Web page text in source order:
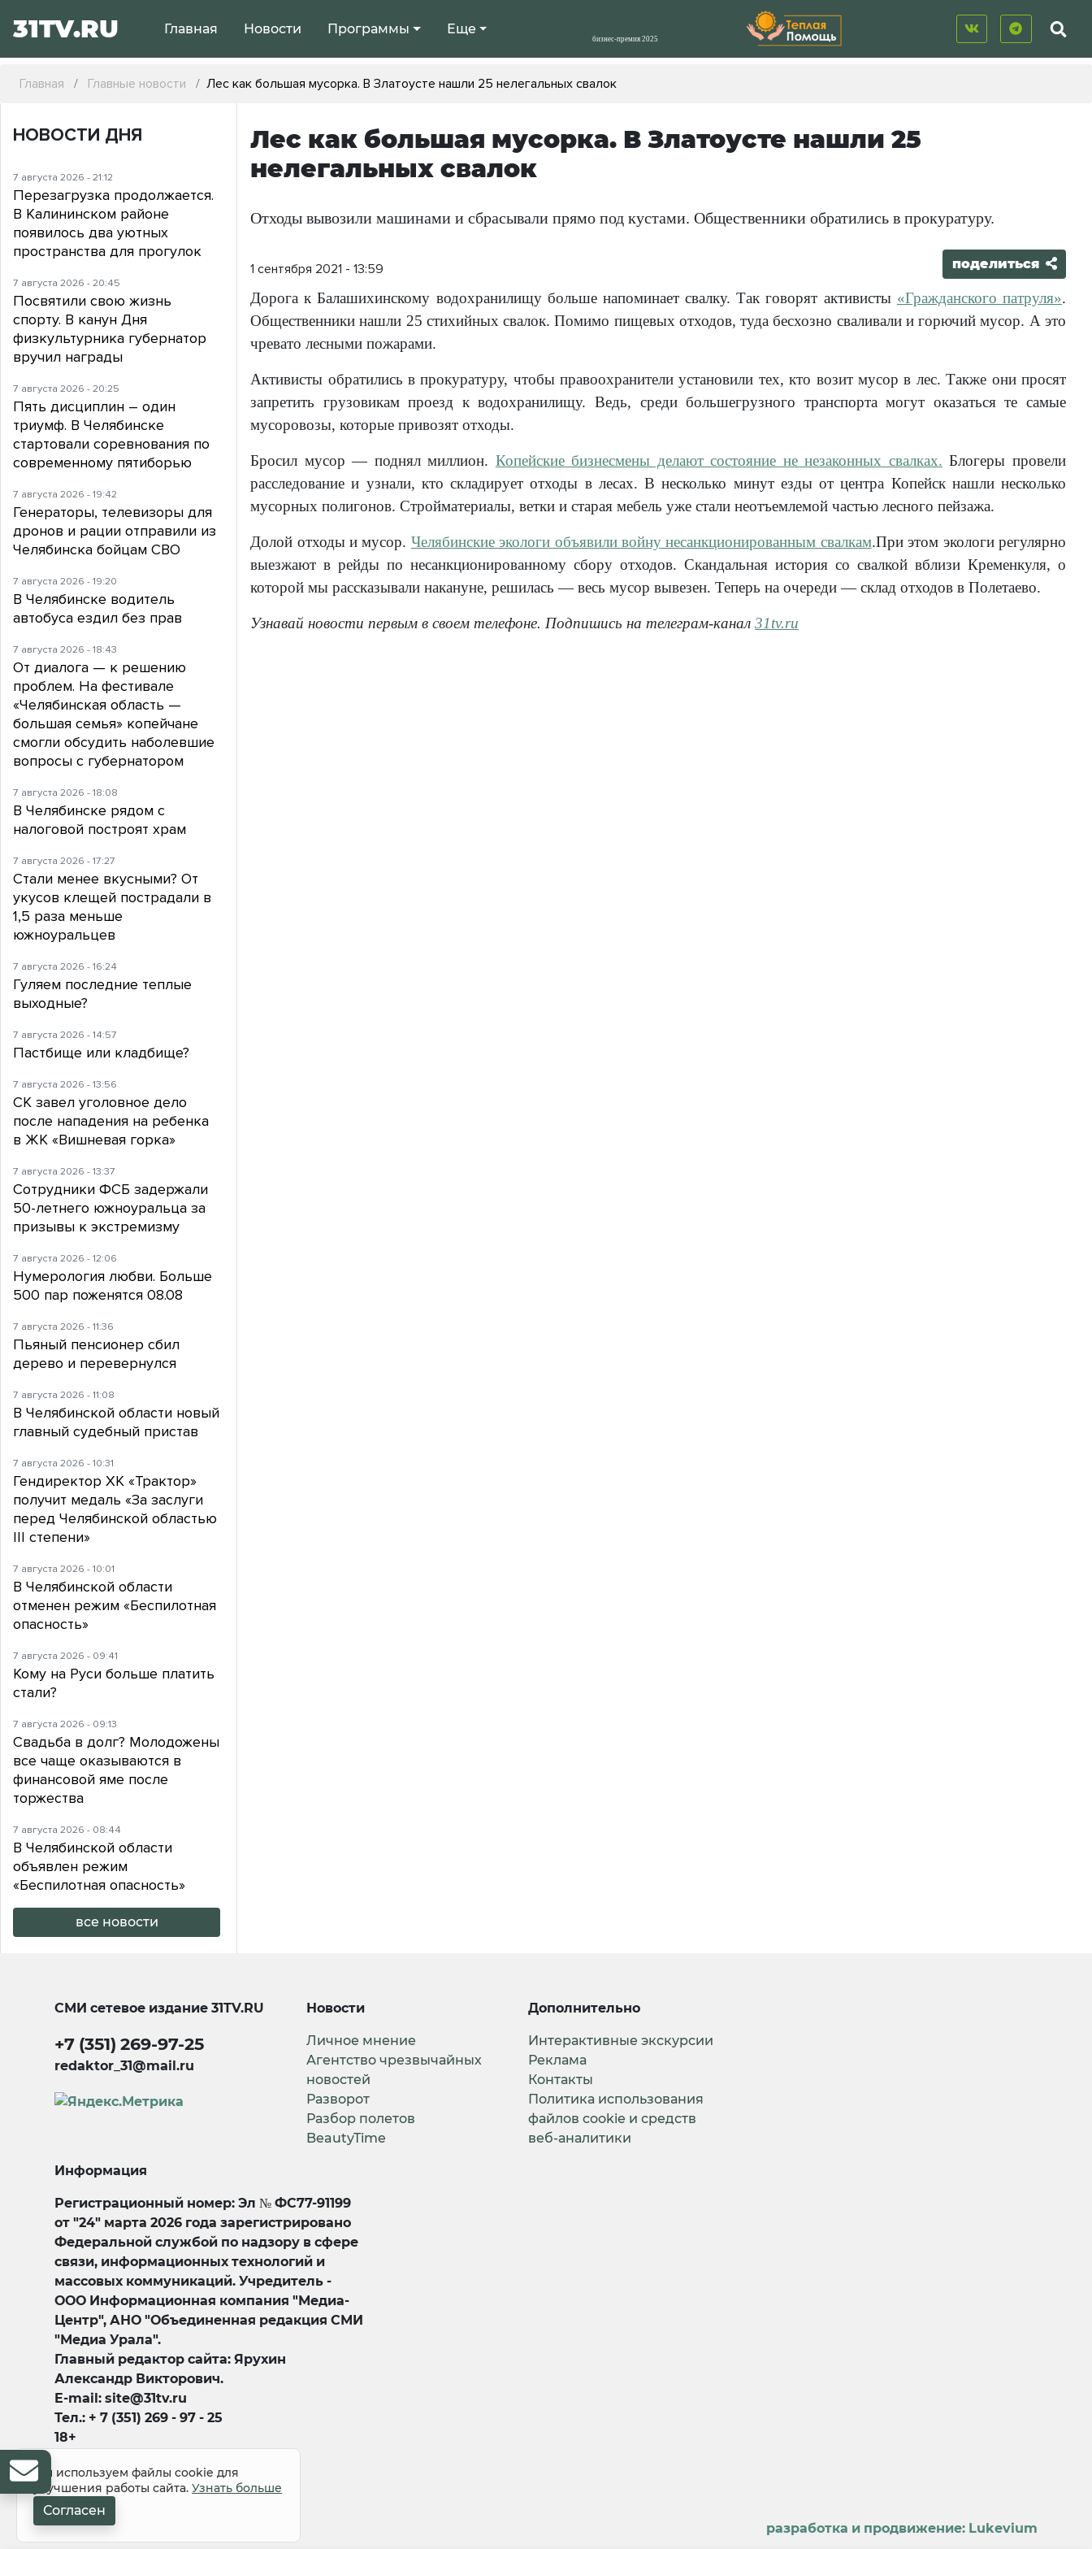
31TV.RU Главная Новости Программы Еще
Главная Главные новости Лес как большая мусорка. В Златоусте нашли 25 нелегальных свалок
Лес как большая мусорка. В Златоусте нашли 25
нелегальных свалок
Отходы вывозили машинами и сбрасывали прямо под кустами. Общественники обратились в прокуратуру.
1 сентября 2021 - 13:59 поделиться
Дорога к Балашихинскому водохранилищу больше напоминает свалку. Так говорят активисты «Гражданского патруля».
Общественники нашли 25 стихийных свалок. Помимо пищевых отходов, туда бесхозно сваливали и горючий мусор. А это
чревато лесными пожарами.
Активисты обратились в прокуратуру, чтобы правоохранители установили тех, кто возит мусор в лес. Также они просят
запретить грузовикам проезд к водохранилищу. Ведь, среди большегрузного транспорта могут оказаться те самые
мусоровозы, которые привозят отходы.
Бросил мусор — поднял миллион. Копейские бизнесмены делают состояние не незаконных свалках. Блогеры провели
расследование и узнали, кто складирует отходы в лесах. В несколько минут езды от центра Копейск нашли несколько
мусорных полигонов. Стройматериалы, ветки и старая мебель уже стали неотъемлемой частью лесного пейзажа.
Долой отходы и мусор. Челябинские экологи объявили войну несанкционированным свалкам.При этом экологи регулярно
выезжают в рейды по несанкционированному сбору отходов. Скандальная история со свалкой вблизи Кременкуля, о
которой мы рассказывали накануне, решилась — весь мусор вывезен. Теперь на очереди — склад отходов в Полетаево.
Узнавай новости первым в своем телефоне. Подпишись на телеграм-канал31tv.ru
НОВОСТИ ДНЯ
7 августа 2026 - 21:12
Перезагрузка продолжается.
В Калининском районе
появилось два уютных
пространства для прогулок
7 августа 2026 - 20:45
Посвятили свою жизнь
спорту. В канун Дня
физкультурника губернатор
вручил награды
7 августа 2026 - 20:25
Пять дисциплин – один
триумф. В Челябинске
стартовали соревнования по
современному пятиборью
7 августа 2026 - 19:42
Генераторы, телевизоры для
дронов и рации отправили из
Челябинска бойцам СВО
7 августа 2026 - 19:20
В Челябинске водитель
автобуса ездил без прав
7 августа 2026 - 18:43
От диалога — к решению
проблем. На фестивале
«Челябинская область —
большая семья» копейчане
смогли обсудить наболевшие
вопросы с губернатором
7 августа 2026 - 18:08
В Челябинске рядом с
налоговой построят храм
7 августа 2026 - 17:27
Стали менее вкусными? От
укусов клещей пострадали в
1,5 раза меньше
южноуральцев
7 августа 2026 - 16:24
Гуляем последние теплые
выходные?
7 августа 2026 - 14:57
Пастбище или кладбище?
7 августа 2026 - 13:56
СК завел уголовное дело
после нападения на ребенка
в ЖК «Вишневая горка»
7 августа 2026 - 13:37
Сотрудники ФСБ задержали
50-летнего южноуральца за
призывы к экстремизму
7 августа 2026 - 12:06
Нумерология любви. Больше
500 пар поженятся 08.08
7 августа 2026 - 11:36
Пьяный пенсионер сбил
дерево и перевернулся
7 августа 2026 - 11:08
В Челябинской области новый
главный судебный пристав
7 августа 2026 - 10:31
Гендиректор ХК «Трактор»
получит медаль «За заслуги
перед Челябинской областью
III степени»
7 августа 2026 - 10:01
В Челябинской области
отменен режим «Беспилотная
опасность»
7 августа 2026 - 09:41
Кому на Руси больше платить
стали?
7 августа 2026 - 09:13
Свадьба в долг? Молодожены
все чаще оказываются в
финансовой яме после
торжества
7 августа 2026 - 08:44
В Челябинской области
объявлен режим
«Беспилотная опасность»
все новости
СМИ сетевое издание31TV.RU
+7 (351) 269-97-25
redaktor_31@mail.ru
Новости
Личное мнение
Агентство чрезвычайных
новостей
Разворот
Разбор полетов
BeautyTime
Дополнительно
Интерактивные экскурсии
Реклама
Контакты
Политика использования
файлов cookie и средств
веб-аналитики
Информация
Регистрационный номер: Эл № ФС77-91199
от "24" марта 2026 года зарегистрировано
Федеральной службой по надзору в сфере
связи, информационных технологий и
массовых коммуникаций. Учредитель -
ООО Информационная компания "Медиа-
Центр", АНО "Объединенная редакция СМИ
"Медиа Урала".
Главный редактор сайта: Ярухин
Александр Викторович.
E-mail: site@31tv.ru
Тел.: + 7 (351) 269 - 97 - 25
18+
© 2008-2026 Все права защищены разработка и продвижение: Lukevium
Мы используем файлы cookie для
улучшения работы сайта. Узнать больше
Согласен